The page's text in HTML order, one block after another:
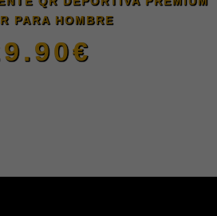
pueden
PARA HOMBRE
€